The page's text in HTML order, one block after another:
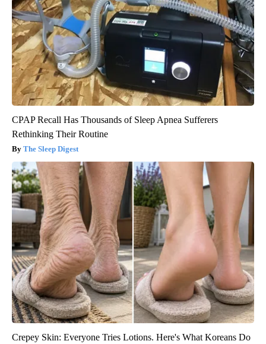
CPAP Recall Has Thousands of Sleep Apnea Sufferers
Rethinking Their Routine
The Sleep Digest
Crepey Skin: Everyone Tries Lotions. Here's What Koreans Do